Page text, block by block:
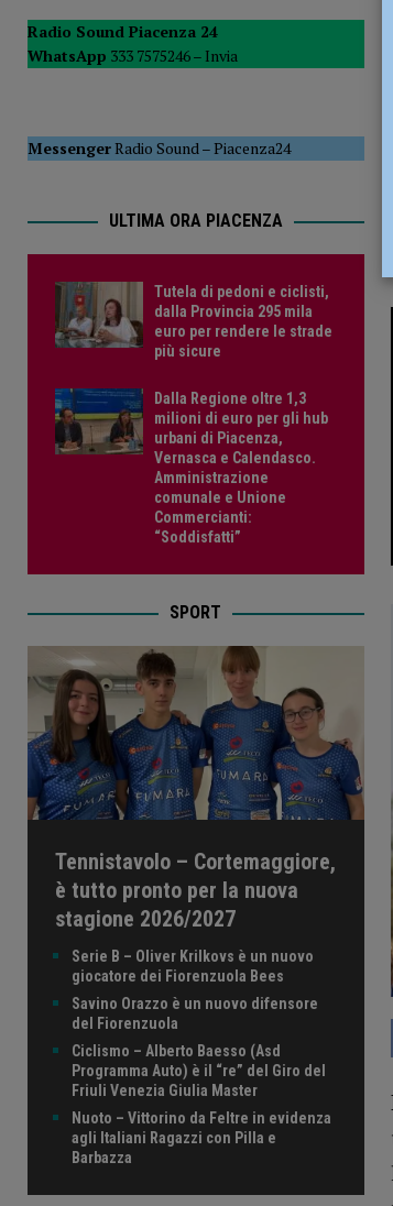
POLITICA
[ 5 Agosto 2026 ] Caldo estremo e asili
Radio Sound Piacenza 24
WhatsApp 333 7575246 – Invia
MessengerRadio Sound–Piacenza24
ULTIMA ORA PIACENZA
Tutela di pedoni e ciclisti,
dalla Provincia 295 mila
euro per rendere le strade
più sicure
Dalla Regione oltre 1,3
milioni di euro per gli hub
urbani di Piacenza,
Vernasca e Calendasco.
Amministrazione
comunale e Unione
Commercianti:
“Soddisfatti”
SPORT
Tennistavolo – Cortemaggiore,
è tutto pronto per la nuova
stagione 2026/2027
Serie B – Oliver Krilkovs è un nuovo
giocatore dei Fiorenzuola Bees
Savino Orazzo è un nuovo difensore
del Fiorenzuola
Ciclismo – Alberto Baesso (Asd
Programma Auto) è il “re” del Giro del
Friuli Venezia Giulia Master
Nuoto – Vittorino da Feltre in evidenza
agli Italiani Ragazzi con Pilla e
Barbazza